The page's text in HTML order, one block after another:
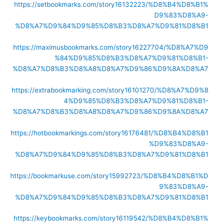
https://setbookmarks.com/story16132223/%D8%B4%D8%B1%
D9%83%D8%A9-
%D8%A7%D9%84%D9%85%D8%B3%D8%A7%D9%81%D8%B1
https://maximusbookmarks.com/story16227704/%D8%A7%D9
%84%D9%85%D8%B3%D8%A7%D9%81%D8%B1-
%D8%A7%D8%B3%D8%A8%D8%A7%D9%86%D9%8A%D8%A7
https://extrabookmarking.com/story16101270/%D8%A7%D9%8
4%D9%85%D8%B3%D8%A7%D9%81%D8%B1-
%D8%A7%D8%B3%D8%A8%D8%A7%D9%86%D9%8A%D8%A7
https://hotbookmarkings.com/story16176481/%D8%B4%D8%B1
%D9%83%D8%A9-
%D8%A7%D9%84%D9%85%D8%B3%D8%A7%D9%81%D8%B1
https://bookmarkuse.com/story15992723/%D8%B4%D8%B1%D
9%83%D8%A9-
%D8%A7%D9%84%D9%85%D8%B3%D8%A7%D9%81%D8%B1
https://keybookmarks.com/story16119542/%D8%B4%D8%B1%